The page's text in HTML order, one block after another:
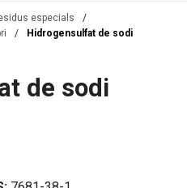
especials
/
/ Hidrogensulfat de sodi
de sodi